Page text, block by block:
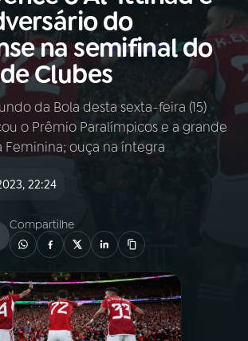
Buscar
AO VIVO
do
na semifinal do
Clubes
da Bola desta sexta-feira (15)
o Prêmio Paralímpicos e a grande
Feminina; ouça na íntegra
22:24
Compartilhe